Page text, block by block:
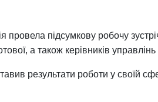
провела підсумкову робочу
а також керівників управлінь
результати роботи у своїй